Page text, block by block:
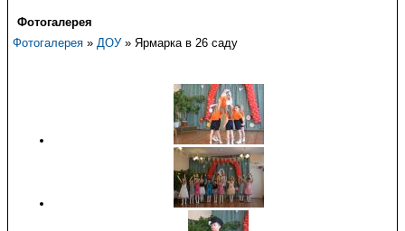
Фотогалерея
Фотогалерея » ДОУ» Ярмарка в 26 саду